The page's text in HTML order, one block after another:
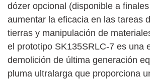
dózer opcional (disponible a
aumentar la eficacia en las tareas
tierras y manipulación de
el prototipo SK135SRLC-7 es una
demolición de última generación
pluma ultralarga que proporciona